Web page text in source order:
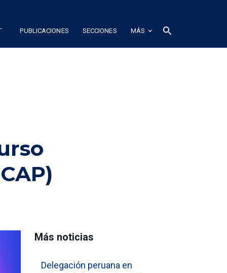
PUBLICACIONES SECCIONES MÁS search
Más noticias
Delegación peruana en